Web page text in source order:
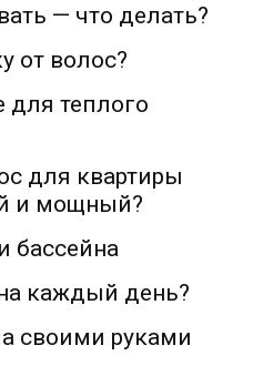
— что делать?
от волос?
для теплого
для квартиры
и мощный?
бассейна
каждый день?
своими руками